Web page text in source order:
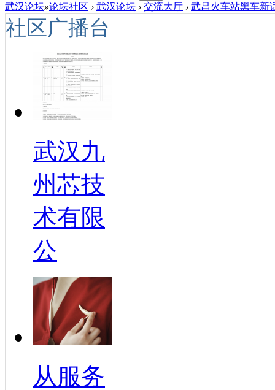
武汉论坛»论坛社区 › 武汉论坛 › 交流大厅 › 武昌火车站黑车新
社区广播台
武汉九
州芯技
术有限
公
从服务